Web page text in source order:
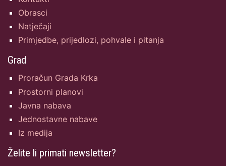
Obrasci
Natječaji
Primjedbe, prijedlozi, pohvale i pitanja
Grad
Proračun Grada Krka
Prostorni planovi
Javna nabava
Jednostavne nabave
Iz medija
Želite li primati newsletter?